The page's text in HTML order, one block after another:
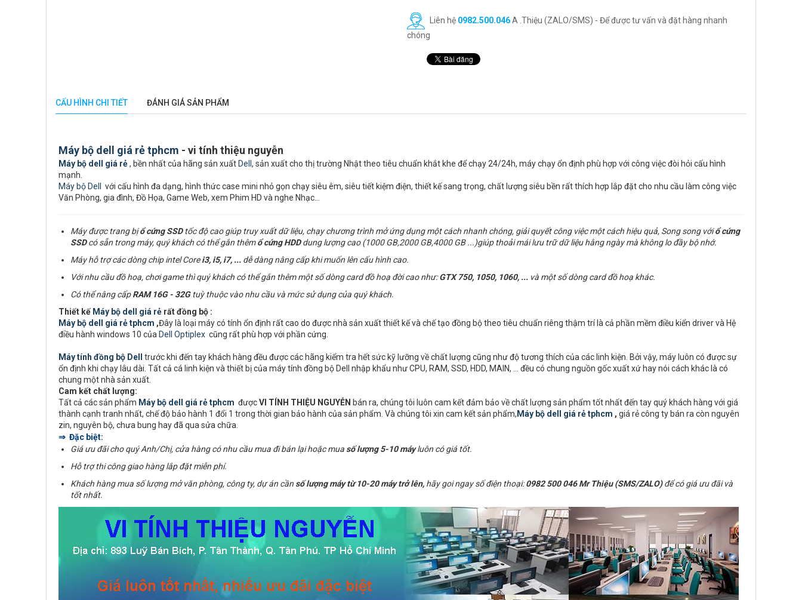
Liên hệ 0982.500.046A .Thiệu (ZALO/SMS) - Để được tư vấn và đặt hàng nhanh
chóng
CẤU HÌNH CHI TIẾT ĐÁNH GIÁ SẢN PHẨM
Máy bộ dell giá rẻ tphcm - vi tính thiệu nguyễn
Máy bộ dell giá rẻ, bền nhất của hãng sản xuất Dell , sản xuất cho thị trường Nhật theo tiêu chuẩn khắt khe để chạy 24/24h, máy chạy ổn định phù hợp với công việc đòi hỏi cấu hình
mạnh.
Máy bộ Dell
với cấu hình đa dạng, hình thức case mini nhỏ gọn chạy siêu êm, siêu tiết kiệm điện, thiết kế sang trọng, chất lượng siêu bền rất thích hợp lắp đặt cho nhu cầu làm công việc
Văn Phòng, gia đình, Đồ Họa, Game Web, xem Phim HD và nghe Nhạc…
Máy được trang bịổ cứng SSDtốc độ cao giúp truy xuất dữ liệu, chạy chương trình mở ứng dụng một cách nhanh chóng, giải quyết công việc một cách hiệu quả, Song song vớiổ cứng
SSDcó sẵn trong máy, quý khách có thể gắn thêmổ cứng HDDdung lượng cao (1000 GB,2000 GB,4000 GB ...)giúp thoải mái lưu trữ dữ liệu hằng ngày mà không lo đầy bộ nhớ.
Máy hỗ trợ các dòng chip intel Corei3, i5, i7, ... dễ dàng nâng cấp khi muốn lên cấu hình cao.
Với nhu cầu đồ hoạ, chơi game thì quý khách có thể gắn thêm một số dòng card đồ hoạ đời cao như:GTX 750, 1050, 1060, ... và một số dòng card đồ hoạ khác.
Có thể nâng cấpRAM 16G - 32Gtuỳ thuộc vào nhu cầu và mức sử dụng của quý khách.
Thiết kế Máy bộ dell giá rẻ rất đồng bộ :
Máy bộ dell giá rẻ tphcm ,Đây là loại máy có tính ổn định rất cao do được nhà sản xuất thiết kế và chế tạo đồng bộ theo tiêu chuẩn riêng thậm trí là cả phần mềm điều kiển driver và Hệ
điều hành windows 10 của Dell Optiplex cũng rất phù hợp với phần cứng.
Máy tính đồng bộ Dell
trước khi đến tay khách hàng đều được các hãng kiểm tra hết sức kỹ lưỡng về chất lượng cũng như độ tương thích của các linh kiện. Bởi vậy, máy luôn có được sự
ổn định khi chạy lâu dài. Tất cả cá linh kiện và thiết bị của máy tính đồng bộ Dell nhập khẩu như CPU, RAM, SSD, HDD, MAIN, ... đều có chung nguồn gốc xuất xứ hay nói cách khác là có
chung một nhà sản xuất.
Cam kết chất lượng:
Tất cả các sản phẩm Máy bộ dell giá rẻ tphcm đượcVI TÍNH THIỆU NGUYỄN bán ra, chúng tôi luôn cam kết đảm bảo về chất lượng sản phẩm tốt nhất đến tay quý khách hàng với giá
thành cạnh tranh nhất, chế độ bảo hành 1 đổi 1 trong thời gian bảo hành của sản phẩm. Và chúng tôi xin cam kết sản phẩm, Máy bộ dell giá rẻ tphcm , giá rẻ công ty bán ra còn nguyên
zin, nguyên bộ, chưa bung hay đã qua sửa chữa.
⇒ Đặc biệt:
Giá ưu đãi cho quý Anh/Chị, cửa hàng có nhu cầu mua đi bán lại hoặc mua số lượng 5-10 máyluôn có giá tốt.
Hỗ trợ thi công giao hàng lắp đặt miễn phí.
Khách hàng mua số lượng mở văn phòng, công ty, dự án cần số lượng máy từ 10-20 máy trở lên, hãy goi ngay số điện thoại:0982 500 046 Mr Thiệu (SMS/ZALO)để có giá ưu đãi và
tốt nhất.